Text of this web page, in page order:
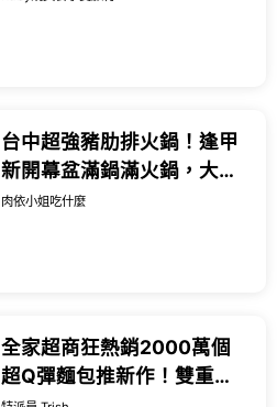
台中超強豬肋排火鍋！逢甲
新開幕盆滿鍋滿火鍋，大骨
小菜沙拉飲料吃到飽。
肉依小姐吃什麼
全家超商狂熱銷2000萬個
超Q彈麵包推新作！雙重卡